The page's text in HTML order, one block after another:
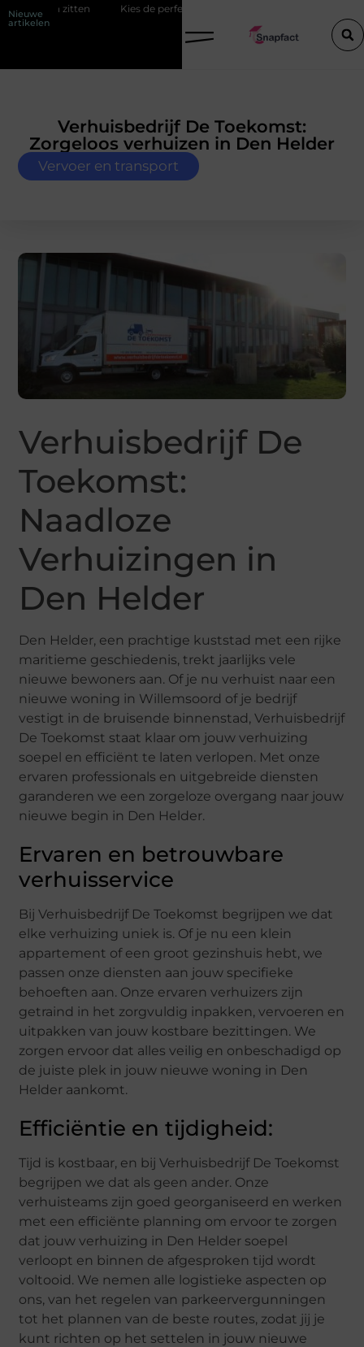
Nieuwe
artikelen
Kies de perfecte tussenjas voor heren
Verhuisbedrijf De Toekomst:
Zorgeloos verhuizen in Den Helder
Vervoer en transport
Verhuisbedrijf De
Toekomst:
Naadloze
Verhuizingen in
Den Helder
Den Helder, een prachtige kuststad met een rijke
maritieme geschiedenis, trekt jaarlijks vele
nieuwe bewoners aan. Of je nu verhuist naar een
nieuwe woning in Willemsoord of je bedrijf
vestigt in de bruisende binnenstad, Verhuisbedrijf
De Toekomst staat klaar om jouw verhuizing
soepel en efficiënt te laten verlopen. Met onze
ervaren professionals en uitgebreide diensten
garanderen we een zorgeloze overgang naar jouw
nieuwe begin in Den Helder.
Ervaren en betrouwbare
verhuisservice
Bij Verhuisbedrijf De Toekomst begrijpen we dat
elke verhuizing uniek is. Of je nu een klein
appartement of een groot gezinshuis hebt, we
passen onze diensten aan jouw specifieke
behoeften aan. Onze ervaren verhuizers zijn
getraind in het zorgvuldig inpakken, vervoeren en
uitpakken van jouw kostbare bezittingen. We
zorgen ervoor dat alles veilig en onbeschadigd op
de juiste plek in jouw nieuwe woning in Den
Helder aankomt.
Efficiëntie en tijdigheid:
Tijd is kostbaar, en bij Verhuisbedrijf De Toekomst
begrijpen we dat als geen ander. Onze
verhuisteams zijn goed georganiseerd en werken
met een efficiënte planning om ervoor te zorgen
dat jouw verhuizing in Den Helder soepel
verloopt en binnen de afgesproken tijd wordt
voltooid. We nemen alle logistieke aspecten op
ons, van het regelen van parkeervergunningen
tot het plannen van de beste routes, zodat jij je
kunt richten op het settelen in jouw nieuwe